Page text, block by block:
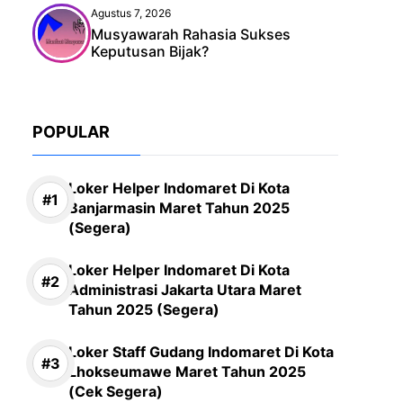
Agustus 7, 2026
Musyawarah Rahasia Sukses
Keputusan Bijak?
POPULAR
Loker Helper Indomaret Di Kota
Banjarmasin Maret Tahun 2025
(Segera)
Loker Helper Indomaret Di Kota
Administrasi Jakarta Utara Maret
Tahun 2025 (Segera)
Loker Staff Gudang Indomaret Di Kota
Lhokseumawe Maret Tahun 2025
(Cek Segera)